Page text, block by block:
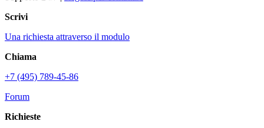
Scrivi
Una richiesta attraverso il modulo
Chiama
+7 (495) 789-45-86
Forum
Richieste